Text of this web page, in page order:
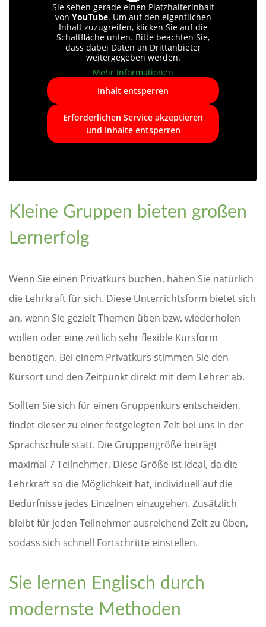
Sie sehen gerade einen Platzhalterinhalt
von YouTube. Um auf den eigentlichen
Inhalt zuzugreifen, klicken Sie auf die
Schaltfläche unten. Bitte beachten Sie,
dass dabei Daten an Drittanbieter
weitergegeben werden.
Mehr Informationen
Inhalt entsperren
Erforderlichen Service akzeptieren
und Inhalte entsperren
Kleine Gruppen bieten großen
Lernerfolg
Wenn Sie einen Privatkurs buchen, haben Sie natürlich
die Lehrkraft für sich. Diese Unterrichtsform bietet sich
an, wenn Sie gezielt Themen üben bzw. wiederholen
wollen oder eine zeitlich sehr flexible Kursform
benötigen. Bei einem Privatkurs stimmen Sie den
Kursort und den Zeitpunkt direkt mit dem Lehrer ab.
Sollten Sie sich für einen Gruppenkurs entscheiden,
findet dieser zu einer festgelegten Zeit bei uns in der
Sprachschule statt. Die Gruppengröße beträgt
maximal 7 Teilnehmer. Diese Größe ist ideal, da die
Lehrkraft so die Möglichkeit hat, individuell auf die
Bedürfnisse jedes Einzelnen einzugehen. Zusätzlich
bleibt für jeden Teilnehmer ausreichend Zeit zu üben,
sodass sich schnell Fortschritte einstellen.
Sie lernen Englisch durch
modernste Methoden